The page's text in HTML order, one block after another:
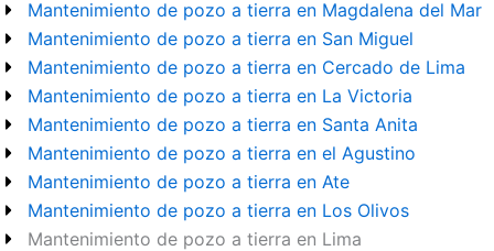
Mantenimiento de pozo a tierra en Magdalena del Mar
Mantenimiento de pozo a tierra en San Miguel
Mantenimiento de pozo a tierra en Cercado de Lima
Mantenimiento de pozo a tierra en La Victoria
Mantenimiento de pozo a tierra en Santa Anita
Mantenimiento de pozo a tierra en el Agustino
Mantenimiento de pozo a tierra en Ate
Mantenimiento de pozo a tierra en Los Olivos
Mantenimiento de pozo a tierra en Lima